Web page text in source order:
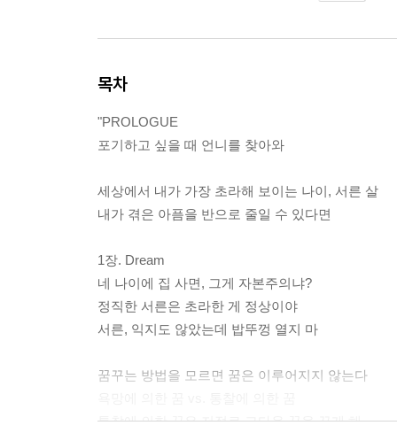
목차
"PROLOGUE
포기하고 싶을 때 언니를 찾아와
세상에서 내가 가장 초라해 보이는 나이, 서른 살
내가 겪은 아픔을 반으로 줄일 수 있다면
1장. Dream
네 나이에 집 사면, 그게 자본주의냐?
정직한 서른은 초라한 게 정상이야
서른, 익지도 않았는데 밥뚜껑 열지 마
꿈꾸는 방법을 모르면 꿈은 이루어지지 않는다
통찰에 의한 꿈은 저절로 그다음 꿈을 꾸게 해